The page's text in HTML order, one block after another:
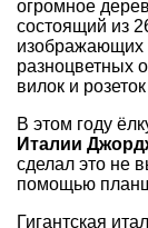
огромное
состоящий из
изображающих
разноцветных
вилок и
В этом году
Италии
сделал это не
помощью
Гигантская